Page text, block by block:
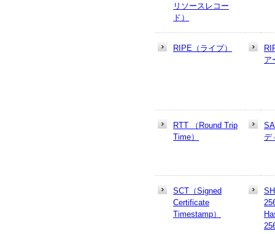
リソースレコー
ド）
RIPE（ライプ）
ア
RTT （Round Trip
Time）
デ
SCT（Signed
Certificate
Timestamp）